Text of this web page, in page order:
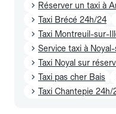
Réserver un taxi à
Taxi Brécé 24h/24
Taxi Montreuil-sur-
Service taxi à
Taxi Noyal sur
Taxi pas cher Bais
Taxi Chantepie 24h/